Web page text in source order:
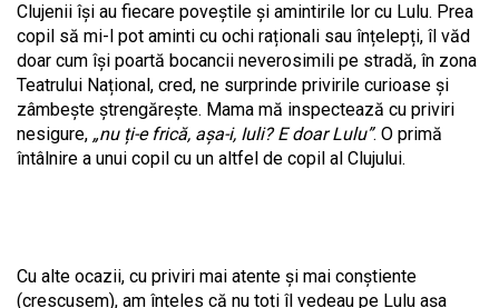
Clujenii își au fiecare poveștile și amintirile lor cu Lulu. Prea
copil să mi-l pot aminti cu ochi raționali sau înțelepți, îl văd
doar cum își poartă bocancii neverosimili pe stradă, în zona
Teatrului Național, cred, ne surprinde privirile curioase și
zâmbește ștrengărește. Mama mă inspectează cu priviri
nesigure, „nu ți-e frică, așa-i, Iuli? E doar Lulu”. O primă
întâlnire a unui copil cu un altfel de copil al Clujului.
Cu alte ocazii, cu priviri mai atente și mai conștiente
(crescusem), am înțeles că nu toți îl vedeau pe Lulu așa